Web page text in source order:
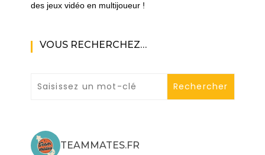
des jeux vidéo en multijoueur !
VOUS RECHERCHEZ…
TEAMMATES.FR